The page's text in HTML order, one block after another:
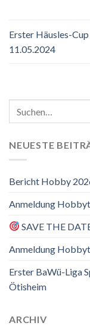
Erster Häusles-
11.05.2024
NEUESTE
Bericht Hobby
Anmeldung
SAVE THE
Anmeldung
Erster BaWü-Liga
Ötisheim
ARCHIV